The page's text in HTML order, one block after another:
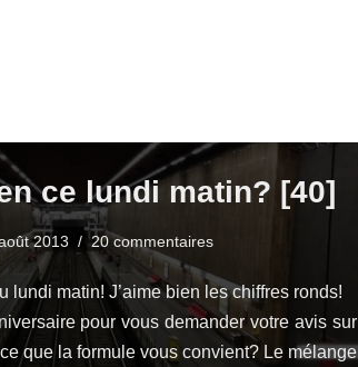
ce lundi matin? [40]
2013 20 commentaires
lundi matin! J’aime bien les chiffres ronds!
pour vous demander votre avis sur
que la formule vous convient? Le mélange